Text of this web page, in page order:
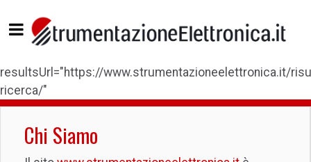
resultsUrl="https://www.strumentazioneelettronica.it/
ricerca/"
Chi Siamo